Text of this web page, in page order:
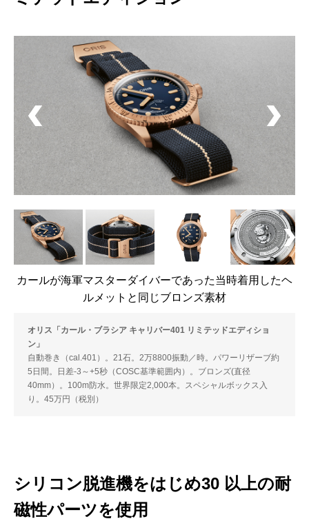
カールが海軍マスターダイバーであった当時着用したヘ
ルメットと同じブロンズ素材
オリス「カール・ブラシア キャリバー401 リミテッドエディショ
ン」
自動巻き（cal.401）。21石。2万8800振動／時。パワーリザーブ約
5日間。日差-3～+5秒（COSC基準範囲内）。ブロンズ(直径
40mm）。100m防水。世界限定2,000本。スペシャルボックス入
り。45万円（税別）
シリコン脱進機をはじめ30 以上の耐
磁性パーツを使用